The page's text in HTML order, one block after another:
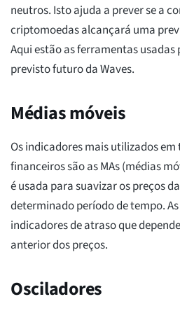
neutros. Isto ajuda a prever se a
criptomoedas alcançará uma
Aqui estão as ferramentas
previsto futuro da Waves.
Médias móveis
Os indicadores mais utilizados em
financeiros são as MAs (médias
é usada para suavizar os preços
determinado período de tempo.
indicadores de atraso que
anterior dos preços.
Osciladores